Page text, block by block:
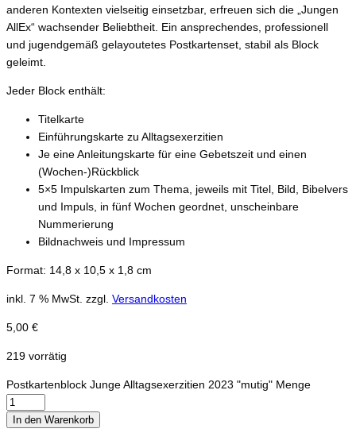
anderen Kontexten vielseitig einsetzbar, erfreuen sich die „Jungen
AllEx“ wachsender Beliebtheit. Ein ansprechendes, professionell
und jugendgemäß gelayoutetes Postkartenset, stabil als Block
geleimt.
Jeder Block enthält:
Titelkarte
Einführungskarte zu Alltagsexerzitien
Je eine Anleitungskarte für eine Gebetszeit und einen
(Wochen-)Rückblick
5×5 Impulskarten zum Thema, jeweils mit Titel, Bild, Bibelvers
und Impuls, in fünf Wochen geordnet, unscheinbare
Nummerierung
Bildnachweis und Impressum
Format: 14,8 x 10,5 x 1,8 cm
inkl. 7 % MwSt. zzgl. Versandkosten
5,00 €
219 vorrätig
Postkartenblock Junge Alltagsexerzitien 2023 "mutig" Menge
In den Warenkorb